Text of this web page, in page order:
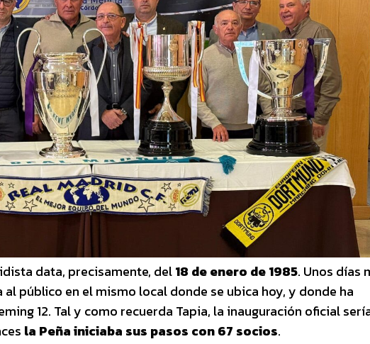
data, precisamente, del18 de enero de 1985. Unos días
público en el mismo local donde se ubica hoy, y donde ha
12. Tal y como recuerda Tapia, la inauguración oficial
la Peña iniciaba sus pasos con 67 socios.